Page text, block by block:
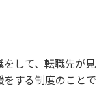
して、転職先が見
する制度のことで